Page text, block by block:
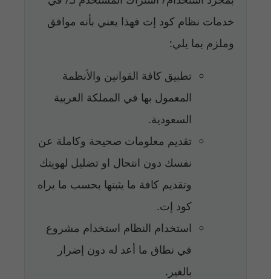
خدمات نظام كود إت فهذا يعني بأنه موافق
وملزم بما يلي:
تطبيق كافة القوانين والأنظمة
المعمول بها في المملكة العربية
السعودية.
تقديم معلومات صحيحة وكاملة عن
نفسك دون انتحال او تضليل لهويتك
وتقديم كافة ما يثبتها بحسب ما يراه
كود إت.
استخدام النظام استخدام مشروع
في نطاق ما أعد له دون إضرار
بالغير.